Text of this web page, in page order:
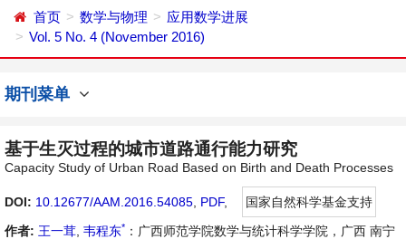
首页 数学与物理
应用数学进展
Vol. 5 No. 4 (November 2016)
期刊菜单
基于生灭过程的城市道路通行能力研究
Capacity Study of Urban Road Based on Birth and Death Processes
DOI: 10.12677/AAM.2016.54085 PDF,
国家自然科学基金支持
作者: 王一茸 韦程东* ：广西师范学院数学与统计科学学院，广西 南宁